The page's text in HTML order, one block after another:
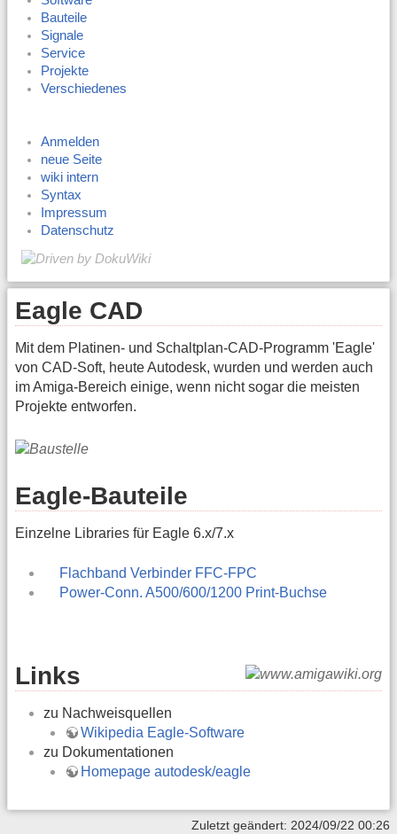
Bauteile
Signale
Service
Projekte
Verschiedenes
Anmelden
neue Seite
wiki intern
Syntax
Impressum
Datenschutz
Eagle CAD
Mit dem Platinen- und Schaltplan-CAD-Programm 'Eagle'
von CAD-Soft, heute Autodesk, wurden und werden auch
im Amiga-Bereich einige, wenn nicht sogar die meisten
Projekte entworfen.
Eagle-Bauteile
Einzelne Libraries für Eagle 6.x/7.x
Flachband Verbinder FFC-FPC
Power-Conn. A500/600/1200 Print-Buchse
Links
zu Nachweisquellen
Wikipedia Eagle-Software
zu Dokumentationen
Homepage autodesk/eagle
Zuletzt geändert: 2024/09/22 00:26